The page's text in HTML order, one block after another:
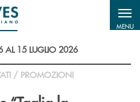
MENU
AL 15 LUGLIO 2026
/ PROMOZIONI